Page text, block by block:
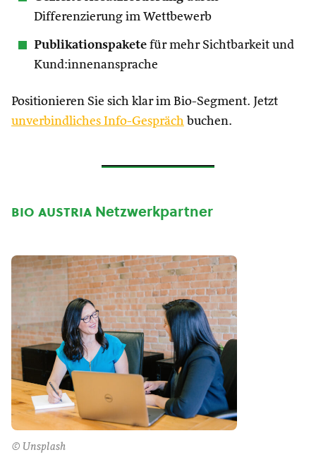
Differenzierung im Wettbewerb
Publikationspakete für mehr Sichtbarkeit und
Kund:innenansprache
Positionieren Sie sich klar im Bio-Segment. Jetzt
unverbindliches Info-Gespräch buchen.
bio austria Netzwerkpartner
© Unsplash